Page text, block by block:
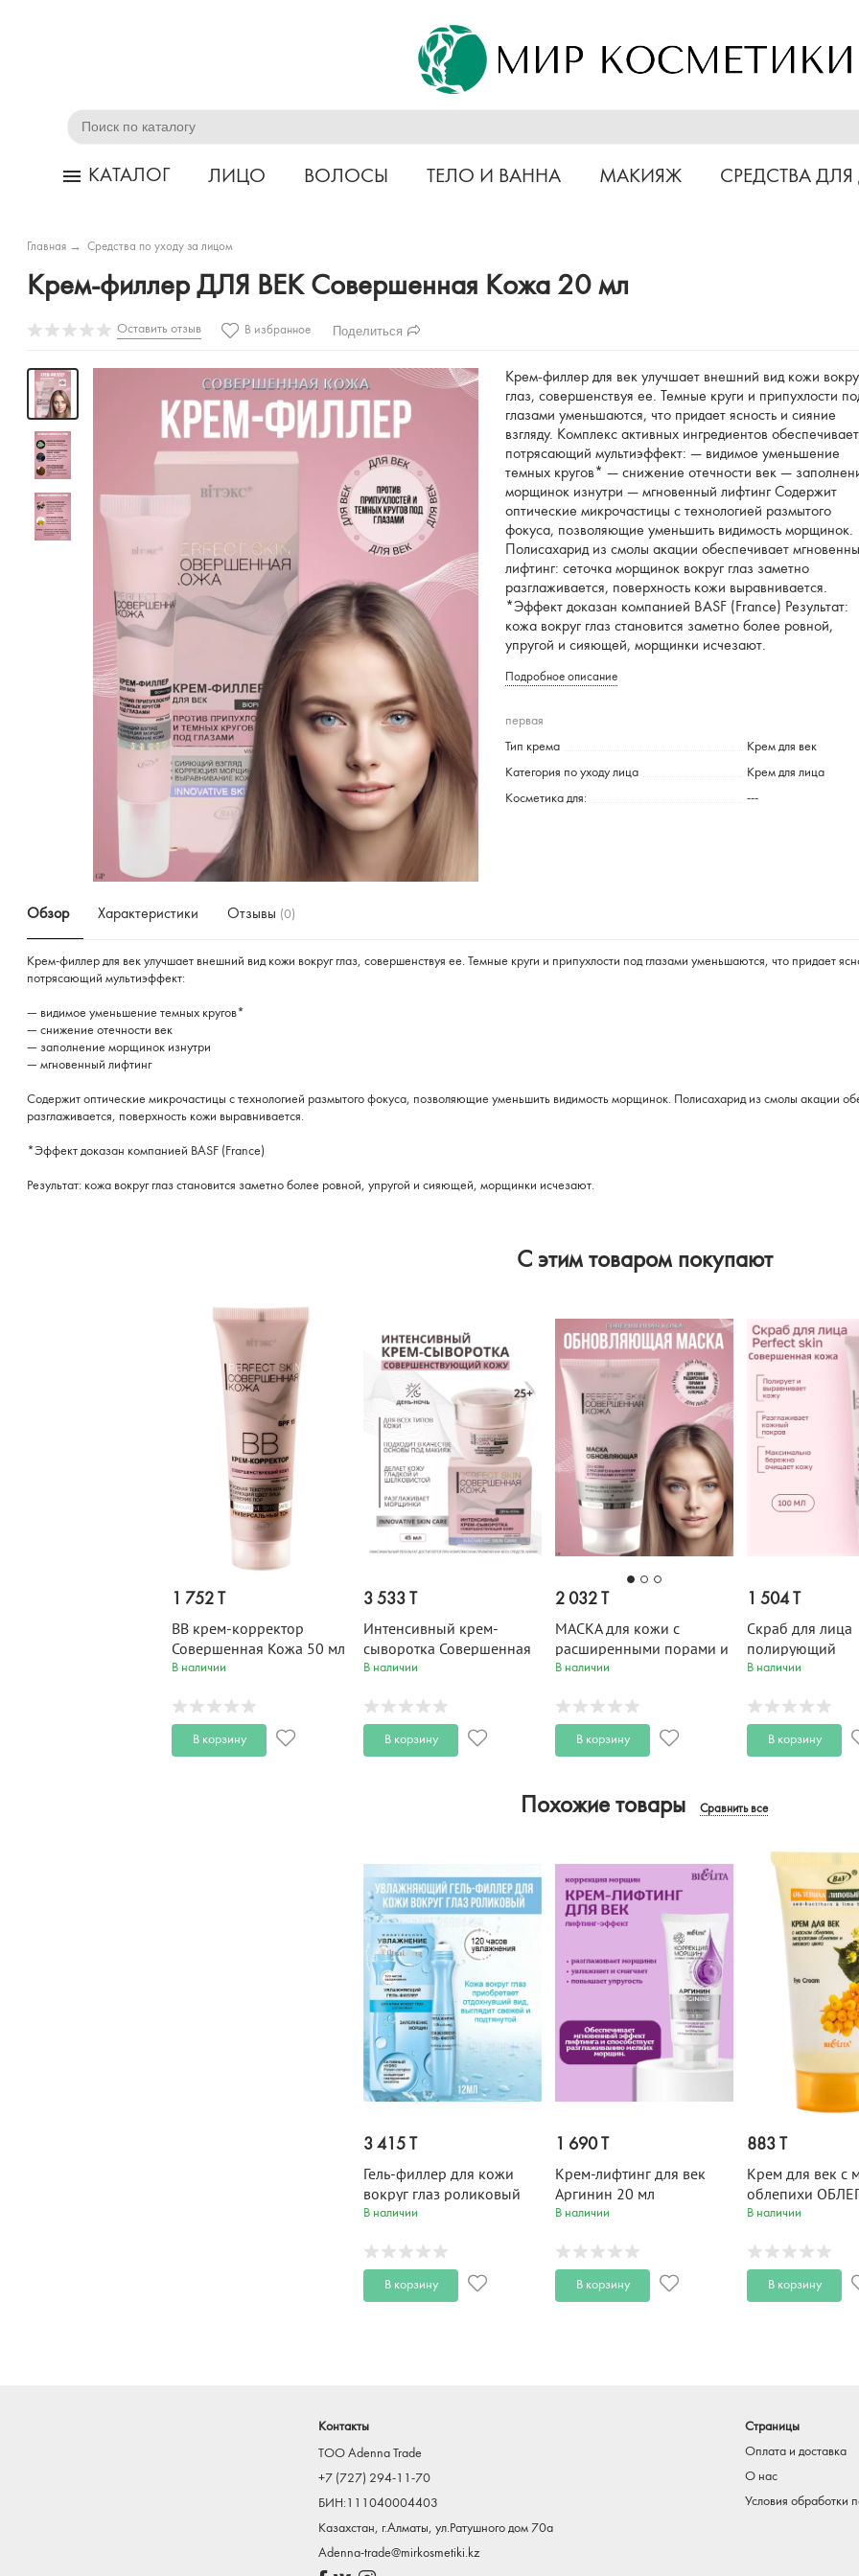
КАТАЛОГ ЛИЦО ВОЛОСЫ ТЕЛО И ВАННА МАКИЯЖ СРЕДСТВА ДЛЯ
Главная → Средства по уходу за лицом
Крем-филлер ДЛЯ ВЕК Совершенная Кожа 20 мл
Оставить отзыв В избранное Поделиться
Крем-филлер для век улучшает внешний вид кожи
глаз, совершенствуя ее. Темные круги и припухлости
глазами уменьшаются, что придает ясность и сияние
взгляду. Комплекс активных ингредиентов обеспечивает
потрясающий мультиэффект: — видимое уменьшение
темных кругов* — снижение отечности век —
морщинок изнутри — мгновенный лифтинг Содержит
оптические микрочастицы с технологией размытого
фокуса, позволяющие уменьшить видимость морщинок.
Полисахарид из смолы акации обеспечивает
лифтинг: сеточка морщинок вокруг глаз заметно
разглаживается, поверхность кожи выравнивается.
*Эффект доказан компанией BASF (France) Результат:
кожа вокруг глаз становится заметно более ровной,
упругой и сияющей, морщинки исчезают.
Подробное описание
первая
Тип крема Крем для век
Категория по уходу лица Крем для лица
Косметика для: ---
Обзор Характеристики Отзывы (0)
Крем-филлер для век улучшает внешний вид кожи вокруг глаз, совершенствуя ее. Темные круги и припухлости под глазами уменьшаются, что придает
потрясающий мультиэффект:
— видимое уменьшение темных кругов*
— снижение отечности век
— заполнение морщинок изнутри
— мгновенный лифтинг
Содержит оптические микрочастицы с технологией размытого фокуса, позволяющие уменьшить видимость морщинок. Полисахарид из смолы акации
разглаживается, поверхность кожи выравнивается.
*Эффект доказан компанией BASF (France)
Результат: кожа вокруг глаз становится заметно более ровной, упругой и сияющей, морщинки исчезают.
C этим товаром покупают
1 752 T
ВВ крем-корректор
Совершенная Кожа 50 мл
В наличии
В корзину
3 533 T
Интенсивный крем-
сыворотка Совершенная
Кожа 45 мл
В наличии
В корзину
2 032 T
МАСКА для кожи с
расширенными порами и
признаками купероза
мл
В наличии
В корзину
1 504 T
Скраб для лица
полирующий
Совершенная
В наличии
В корзину
Похожие товары Сравнить все
3 415 T
Гель-филлер для кожи
вокруг глаз роликовый
УВЛАЖНЕНИЕ UltraLong
В наличии
В корзину
1 690 T
Крем-лифтинг для век
Аргинин 20 мл
В наличии
В корзину
883 T
Крем для век с
облепихи
мл
В наличии
В корзину
Контакты
TOO Adenna Trade
+7 (727) 294-11-70
БИН:111040004403
Казахстан, г.Алматы, ул.Ратушного дом 70а
Adenna-trade@mirkosmetiki.kz
Страницы
Оплата и доставка
О нас
Условия обработки